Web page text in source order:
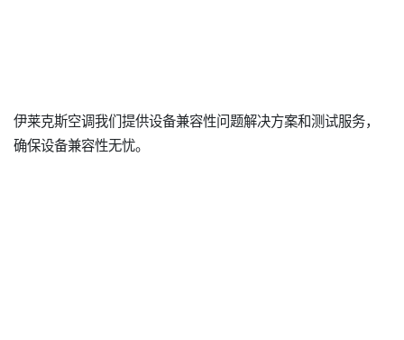
伊莱克斯空调我们提供设备兼容性问题解决方案和测试服务，
确保设备兼容性无忧。